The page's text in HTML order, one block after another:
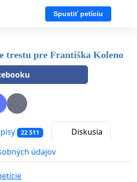
Spustiť petíciu
trestu pre Františka Koleno
22 511
Diskusia
údajov